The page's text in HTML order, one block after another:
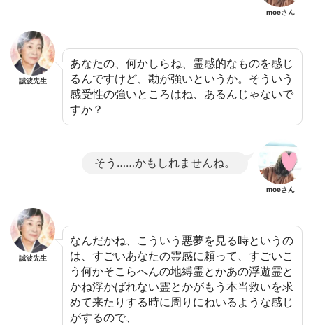
moeさん
誠波先生
あなたの、何かしらね、霊感的なものを感じ
るんですけど、勘が強いというか。そういう
感受性の強いところはね、あるんじゃないで
すか？
そう……かもしれませんね。
moeさん
誠波先生
なんだかね、こういう悪夢を見る時というの
は、すごいあなたの霊感に頼って、すごいこ
う何かそこらへんの地縛霊とかあの浮遊霊と
かね浮かばれない霊とかがもう本当救いを求
めて来たりする時に周りにねいるような感じ
がするので、